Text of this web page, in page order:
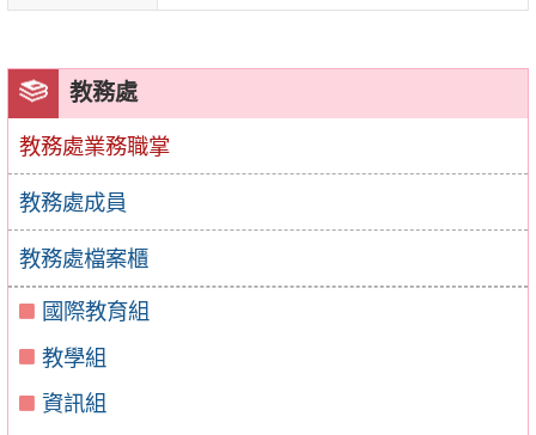
教務處
教務處業務職掌
教務處成員
教務處檔案櫃
國際教育組
教學組
資訊組